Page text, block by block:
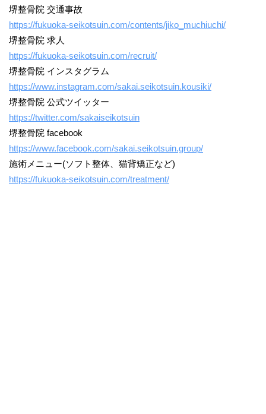
堺整骨院 交通事故
https://fukuoka-seikotsuin.com/contents/jiko_muchiuchi/
堺整骨院 求人
https://fukuoka-seikotsuin.com/recruit/
堺整骨院 インスタグラム
https://www.instagram.com/sakai.seikotsuin.kousiki/
堺整骨院 公式ツイッター
https://twitter.com/sakaiseikotsuin
堺整骨院 facebook
https://www.facebook.com/sakai.seikotsuin.group/
施術メニュー(ソフト整体、猫背矯正など)
https://fukuoka-seikotsuin.com/treatment/